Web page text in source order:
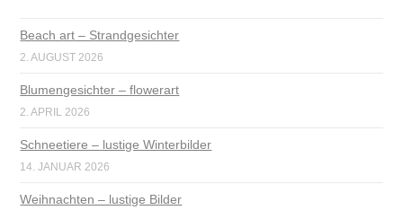
Beach art – Strandgesichter
2. AUGUST 2026
Blumengesichter – flowerart
2. APRIL 2026
Schneetiere – lustige Winterbilder
14. JANUAR 2026
Weihnachten – lustige Bilder